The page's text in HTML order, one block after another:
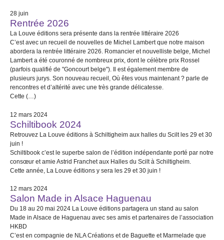
28 juin
Rentrée 2026
La Louve éditions sera présente dans la rentrée littéraire 2026
C’est avec un recueil de nouvelles de Michel Lambert que notre maison
abordera la rentrée littéraire 2026. Romancier et nouvelliste belge, Michel
Lambert a été couronné de nombreux prix, dont le célèbre prix Rossel
(parfois qualifié de "Goncourt belge"). Il est également membre de
plusieurs jurys. Son nouveau recueil, Où êtes vous maintenant ? parle de
rencontres et d’altérité avec une très grande délicatesse.
Cette (…)
12 mars 2024
Schiltibook 2024
Retrouvez La Louve éditions à Schiltigheim aux halles du Scilt les 29 et 30
juin !
Schiltibook c’est le superbe salon de l’édition indépendante porté par notre
consœur et amie Astrid Franchet aux Halles du Scilt à Schiltigheim.
Cette année, La Louve éditions y sera les 29 et 30 juin !
12 mars 2024
Salon Made in Alsace Haguenau
Du 18 au 20 mai 2024 La Louve éditions partagera un stand au salon
Made in Alsace de Haguenau avec ses amis et partenaires de l’association
HKBD
C’est en compagnie de NLA Créations et de Baguette et Marmelade que